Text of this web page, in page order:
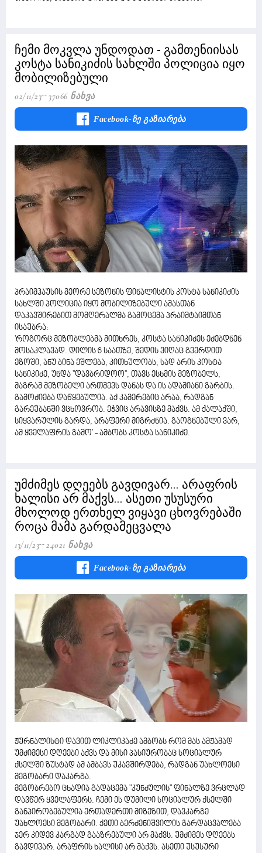
ჩემი მოკვლა უნდოდათ - გამთენიისას
კოსტა სანიკიძის სახლში პოლიცია იყო
მობილიზებული
02/11/23 37066 Ნახვა
Facebook-Ზე Გაზიარება
პრაიმჰაუსის მეორე სეზონის ფინალისტის კოსტა სანიკიძის
სახლში პოლიცია იყო მობილიზებული ამასთან
დაკავშირებით მომღერალმა გამოცემა პრაიმტაიმთან
ისაუბრა:
'როგორც მეზობლებმა მითხრეს, კოსტა სანიკიძეს ეძებდნენ
მოსაკლავად. დილის 6 საათზე, შედის ვიღაც გვერდით
ეზოში, ანუ ბინა ეშლება, კითხულობს, სად არის კოსტა
სანიკიძე, უნდა ''დავბრიდოო'', თავს ესხმის მეზობელს,
მაგრამ მეზობელი ართმევს დანას და ის ადამიანი გარბის.
გამოძიება დაწყებულია. აქ კამერებიც არაა, რადგან
გარეუბანში ვცხოვრობ. ეჭვიც არავისზე მაქვს. ამ ქალაქში,
სიყვარულის გარდა, არაფერი მიგრძნია. გაოგნებული ვარ,
ამ ყველაფრის გამო' - ამბობს კოსტა სანიკიძე.
უმძიმეს დღეებს გავდივარ... არაფრის
ხალისი არ მაქვს... ასეთი უსუსური
მხოლოდ ერთხელ ვიყავი ცხოვრებაში
როცა მამა გარდამეცვალა
13/11/23 24021 Ნახვა
Facebook-Ზე Გაზიარება
ჟურნალისტი დავით ლიკლიკაძე ამბობს რომ მას ამჟამად
უმძიმესი დღეები აქვს და მისი პასიურობაც სოციალურ
ქსელში ზუსტად ამ ამბავს უკავშირდება, რადგან უახლოესი
მეგობარი დაკარგა.
მეგობრებო ცხადია გადაცემა "კუნძულის" ფინალზე ვრცლად
დავწერ ყველაფერს. ჩემი ეს დუმილი სოციალურ ქსელში
განპირობებულია ერთადერთი მიზეზით, დავკარგე
უახლოესი მეგობარი. ქეთი ბერძენიშვილის გარდაცვალება
ჯერ კიდევ კარგად გააზრებული არ მაქვს. უმძიმეს დღეებს
გავდივარ. არაფრის ხალისი არ მაქვს. ასეთი უსუსური